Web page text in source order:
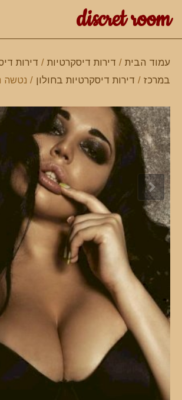
discret room
עמוד הבית / דירות דיסקרטיות / דירות
במרכז / דירות דיסקרטיות בחולון / נטשה